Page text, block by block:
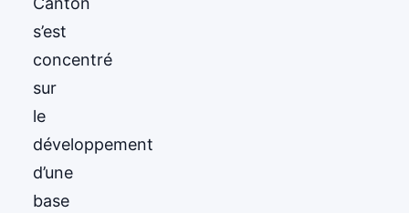
s’est
concentré
sur
le
développement
d’une
base